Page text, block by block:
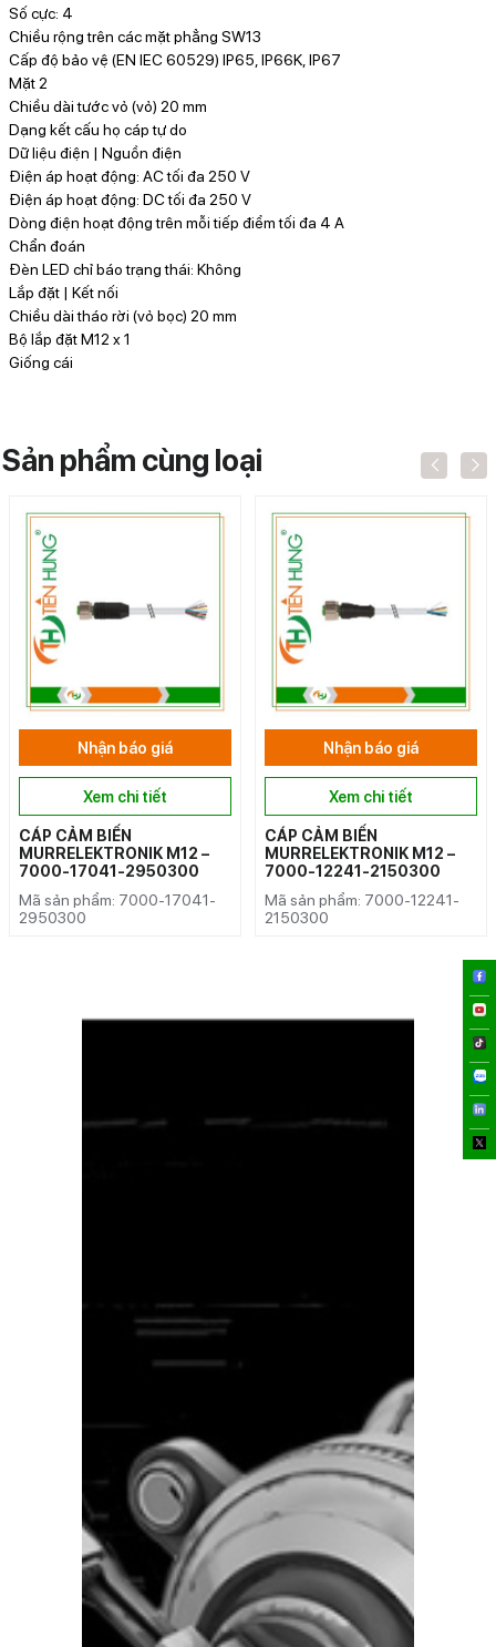
Số cực: 4
Chiều rộng trên các mặt phẳng SW13
Cấp độ bảo vệ (EN IEC 60529) IP65, IP66K, IP67
Mặt 2
Chiều dài tước vỏ (vỏ) 20 mm
Dạng kết cấu họ cáp tự do
Dữ liệu điện | Nguồn điện
Điện áp hoạt động: AC tối đa 250 V
Điện áp hoạt động: DC tối đa 250 V
Dòng điện hoạt động trên mỗi tiếp điểm tối đa 4 A
Chẩn đoán
Đèn LED chỉ báo trạng thái: Không
Lắp đặt | Kết nối
Chiều dài tháo rời (vỏ bọc) 20 mm
Bộ lắp đặt M12 x 1
Giống cái
Sản phẩm cùng loại
Nhận báo giá
Xem chi tiết
CÁP CẢM BIẾN
MURRELEKTRONIK M12 –
7000-17041-2950300
Mã sản phẩm: 7000-17041-
2950300
Nhận báo giá
Xem chi tiết
CÁP CẢM BIẾN
MURRELEKTRONIK M12 –
7000-12241-2150300
Mã sản phẩm: 7000-12241-
2150300